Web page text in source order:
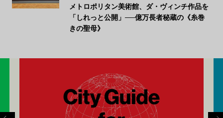
メトロポリタン美術館、ダ・ヴィンチ作品を
「しれっと公開」──億万長者秘蔵の《糸巻
きの聖母》